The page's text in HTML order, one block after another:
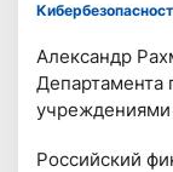
Александр
Департамента
учреждениями
Российский